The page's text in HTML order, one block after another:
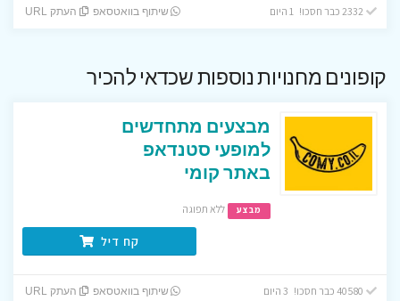
שיתוף בוואטסאפ העתק URL
קופונים מחנויות נוספות שכדאי להכיר
מבצעים מתחדשים
למופעי סטנדאפ
באתר קומי
מבצע ללא תפוגה
קח דיל
שיתוף בוואטסאפ העתק URL